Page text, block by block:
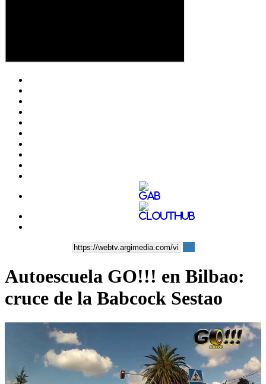
Autoescuela GO!!! en Bilbao:
cruce de la Babcock Sestao